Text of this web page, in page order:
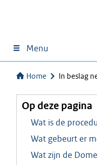
Menu
Home In beslag
Op deze pagina
Wat is de
Wat gebeurt er
Wat zijn de